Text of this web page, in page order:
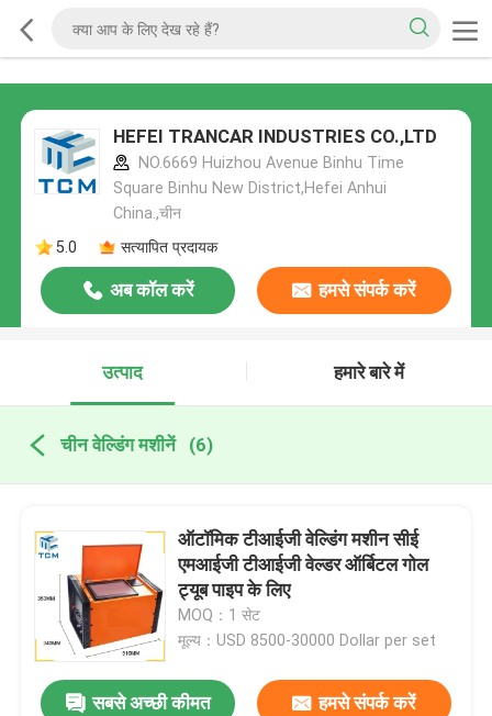
HEFEI TRANCAR INDUSTRIES CO.,LTD
NO.6669 Huizhou Avenue Binhu Time
Square Binhu New District,Hefei Anhui
China.,चीन
5.0
सत्यापित प्रदायक
अब कॉल करें हमसे संपर्क करें
उत्पाद हमारे बारे में
चीन वेल्डिंग मशीनें (6)
ऑटॉमिक टीआईजी वेल्डिंग मशीन सीई
एमआईजी टीआईजी वेल्डर ऑर्बिटल गोल
ट्यूब पाइप के लिए
MOQ：1 सेट
मूल्य：USD 8500-30000 Dollar per set
सबसे अच्छी कीमत हमसे संपर्क करें